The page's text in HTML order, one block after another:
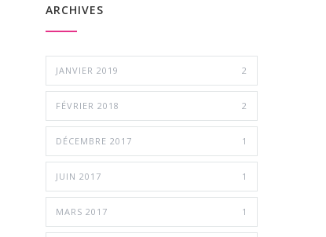
ARCHIVES
JANVIER 2019 2
FÉVRIER 2018 2
DÉCEMBRE 2017 1
JUIN 2017 1
MARS 2017 1